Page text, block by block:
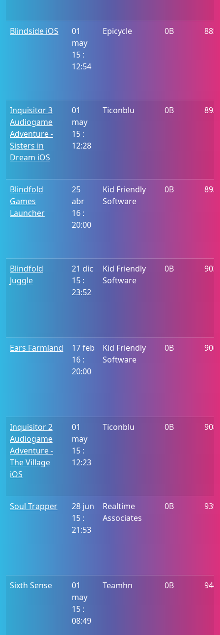
Blindside iOS
01
may
15 :
12:54
Epicycle 0B 885
Inquisitor 3
Audiogame
Adventure -
Sisters in
Dream iOS
01
may
15 :
12:28
Ticonblu 0B 892
Blindfold
Games
Launcher
25
abr
16 :
20:00
Kid Friendly
Software
0B 893
Blindfold
Juggle
21 dic
15 :
23:52
Kid Friendly
Software
0B 903
Ears Farmland
17 feb
16 :
20:00
Kid Friendly
Software
0B 906
Inquisitor 2
Audiogame
Adventure -
The Village
iOS
01
may
15 :
12:23
Ticonblu 0B 908
Soul Trapper
28 jun
15 :
21:53
Realtime
Associates
0B 939
Sixth Sense
01
may
15 :
08:49
Teamhn 0B 944